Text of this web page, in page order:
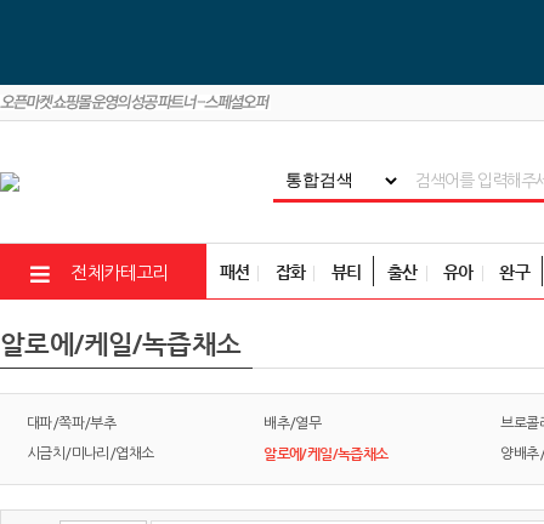
전체카테고리 패션 잡화 뷰티 출산 유아 완구
알로에/케일/녹즙채소
대파/쪽파/부추 배추/열무 브로콜
시금치/미나리/엽채소 알로에/케일/녹즙채소 양배추